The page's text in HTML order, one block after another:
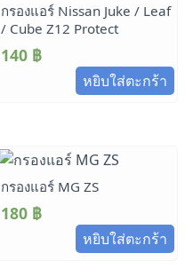
กรองแอร์ Nissan Juke / Leaf
/ Cube Z12 Protect
140 ฿
หยิบใส่ตะกร้า
กรองแอร์ MG ZS
180 ฿
หยิบใส่ตะกร้า